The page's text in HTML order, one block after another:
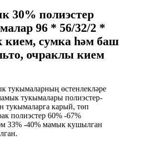
30% полиэстер
96 * 56/32/2 *
кием, сумка һәм баш
очраклы кием
тукымаларның өстенлекләре
тукымалары полиэстер-
тукымаларга карый, төп
полиэстер 60% -67%
33% -40% мамык кушылган